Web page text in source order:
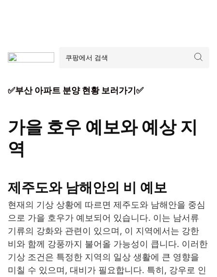
✅부산 아파트 분양 현황 보러가기✅
가을 호우 예보와 예상 지
역
제주도와 남해안의 비 예보
현재의 기상 상황에 따르면 제주도와 남해안을 중심
으로 가을 호우가 예보되어 있습니다. 이는 남서류
기류의 강화와 관련이 있으며, 이 지역에서는 강한
비와 함께 강풍까지 불어올 가능성이 큽니다. 이러한
기상 조건은 특정한 지역의 일상 생활에 큰 영향을
미칠 수 있으며, 대비가 필요합니다. 특히, 강우로 인